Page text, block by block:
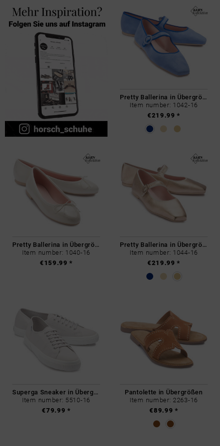
Pretty Ballerina in Übergrößen
Item number: 1042-16
€219.99 *
Pretty Ballerina in Übergrößen
Item number: 1040-16
€159.99 *
Pretty Ballerina in Übergrößen
Item number: 1044-16
€219.99 *
Superga Sneaker in Übergrößen
Item number: 5510-16
€79.99 *
Pantolette in Übergrößen
Item number: 2263-16
€89.99 *